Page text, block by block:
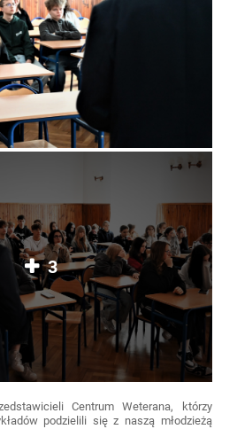
3
Centrum Weterana, którzy
podzielili się z naszą młodzieżą